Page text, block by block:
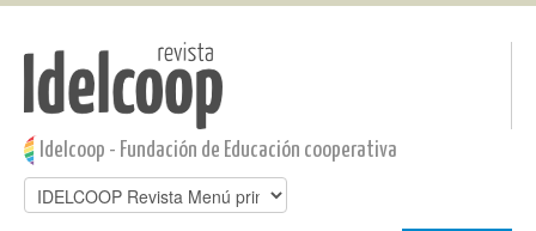
Pasar al contenido principal
Jump to main content
Idelcoop - Fundación de Educación cooperativa